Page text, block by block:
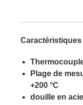
Caractéristiques
Plage de
+200 °C
douille en